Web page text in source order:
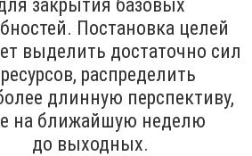
закрытия базовых
Постановка целей
выделить достаточно сил
распределить
длинную перспективу,
на ближайшую неделю
до выходных.